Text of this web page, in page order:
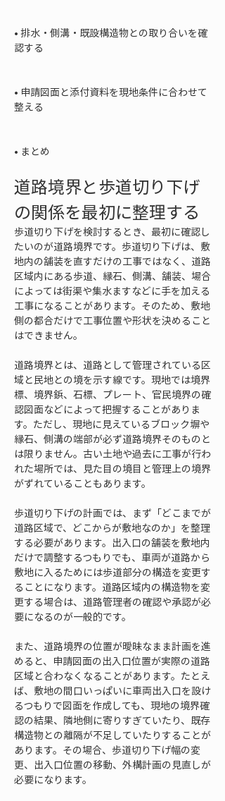
• 排水・側溝・既設構造物との取り合いを確
認する
• 申請図面と添付資料を現地条件に合わせて
整える
• まとめ
道路境界と歩道切り下げ
の関係を最初に整理する
歩道切り下げを検討するとき、最初に確認し
たいのが道路境界です。歩道切り下げは、敷
地内の舗装を直すだけの工事ではなく、道路
区域内にある歩道、縁石、側溝、舗装、場合
によっては街渠や集水ますなどに手を加える
工事になることがあります。そのため、敷地
側の都合だけで工事位置や形状を決めること
はできません。
道路境界とは、道路として管理されている区
域と民地との境を示す線です。現地では境界
標、境界鋲、石標、プレート、官民境界の確
認図面などによって把握することがありま
す。ただし、現地に見えているブロック塀や
縁石、側溝の端部が必ず道路境界そのものと
は限りません。古い土地や過去に工事が行わ
れた場所では、見た目の境目と管理上の境界
がずれていることもあります。
歩道切り下げの計画では、まず「どこまでが
道路区域で、どこからが敷地なのか」を整理
する必要があります。出入口の舗装を敷地内
だけで調整するつもりでも、車両が道路から
敷地に入るためには歩道部分の構造を変更す
ることになります。道路区域内の構造物を変
更する場合は、道路管理者の確認や承認が必
要になるのが一般的です。
また、道路境界の位置が曖昧なまま計画を進
めると、申請図面の出入口位置が実際の道路
区域と合わなくなることがあります。たとえ
ば、敷地の間口いっぱいに車両出入口を設け
るつもりで図面を作成しても、現地の境界確
認の結果、隣地側に寄りすぎていたり、既存
構造物との離隔が不足していたりすることが
あります。その場合、歩道切り下げ幅の変
更、出入口位置の移動、外構計画の見直しが
必要になります。